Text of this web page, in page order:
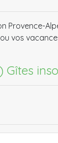
vos
Gîtes